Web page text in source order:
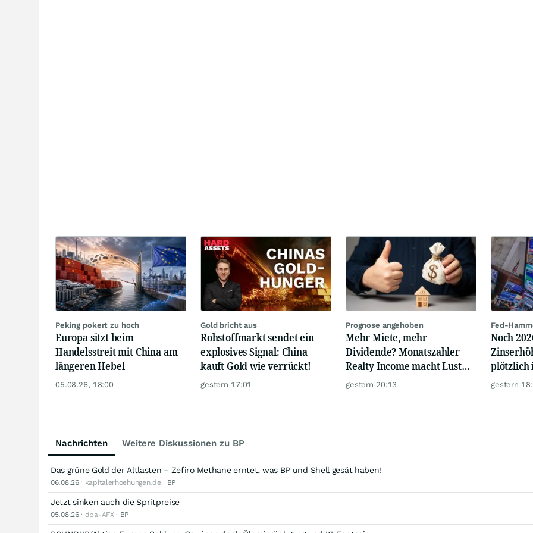
Peking pokert zu hoch
Europa sitzt beim
Handelsstreit mit China am
längeren Hebel
05.08.26, 18:00
Gold bricht aus
Rohstoffmarkt sendet ein
explosives Signal: China
kauft Gold wie verrückt!
gestern 17:01
Prognose angehoben
Mehr Miete, mehr
Dividende? Monatszahler
Realty Income macht Lust
auf mehr!
gestern 20:13
Fed-
Noch
plötzlich
gestern
Nachrichten Weitere Diskussionen zu BP
Das grüne Gold der Altlasten – Zefiro Methane erntet, was BP und Shell gesät haben!
06.08.26· kapitalerhoehungen.de · BP
Jetzt sinken auch die Spritpreise
05.08.26· dpa-AFX · BP